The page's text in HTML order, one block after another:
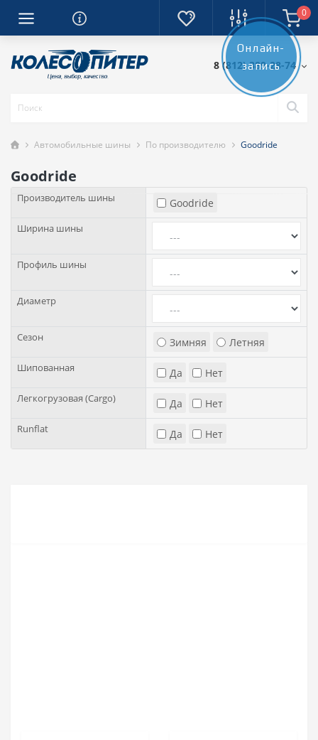
0
8 (812) 389-28-74
Автомобильные шины По производителю Goodride
Goodride
Производитель шины Goodride
Ширина шины
Профиль шины
Диаметр
Сезон Зимняя Летняя
Шипованная Да Нет
Легкогрузовая (Cargo) Да Нет
Runflat Да Нет
Онлайн-
запись